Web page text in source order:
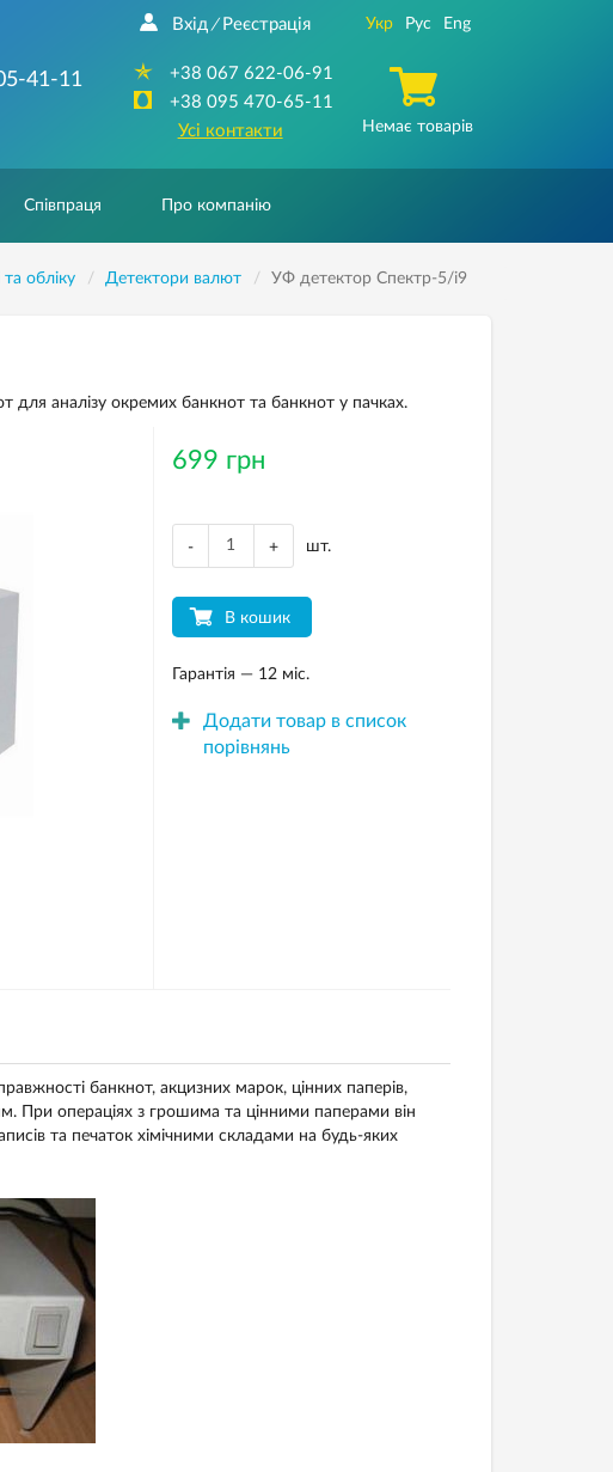
41-11
Вхід / Реєстрація
+38 067 622-06-91
+38 095 470-65-11
Усі контакти
Укр Рус Eng
Немає товарів
Співпраця Про компанію
та обліку Детектори валют УФ детектор Спектр-5/і9
аналізу окремих банкнот та банкнот у пачках.
699 грн
- + шт.
В кошик
Гарантія — 12 міс.
Додати товар в список
порівнянь
банкнот, акцизних марок, цінних паперів,
При операціях з грошима та цінними паперами він
та печаток хімічними складами на будь-яких